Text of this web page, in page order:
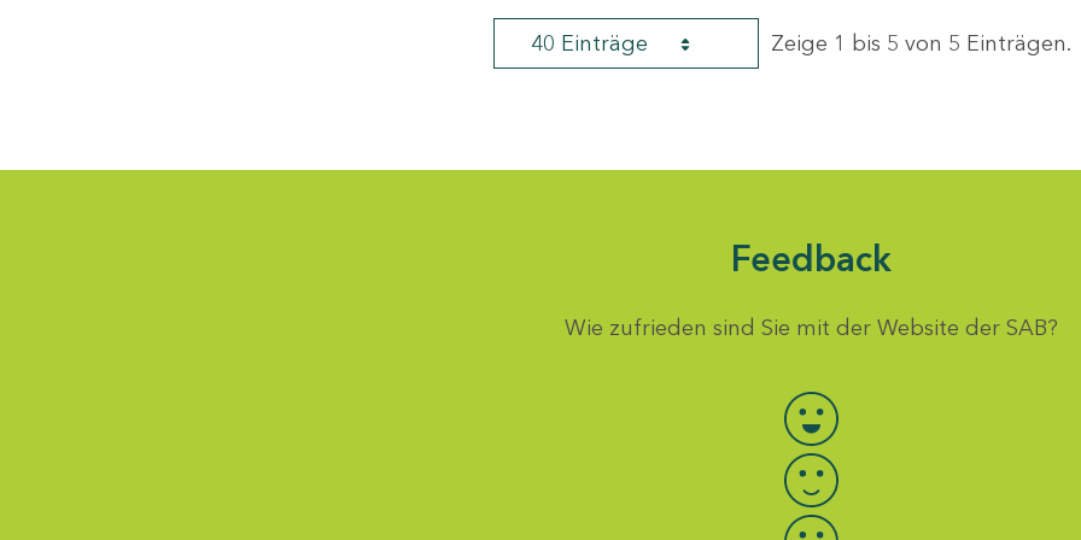
40 Einträge Zeige 1 bis 5 von 5 Einträgen.
Feedback
Wie zufrieden sind Sie mit der Website der SAB?
Bewertung auswählen